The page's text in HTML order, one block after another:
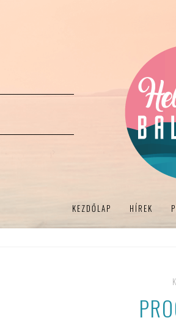
KEZDŐLAP HÍREK